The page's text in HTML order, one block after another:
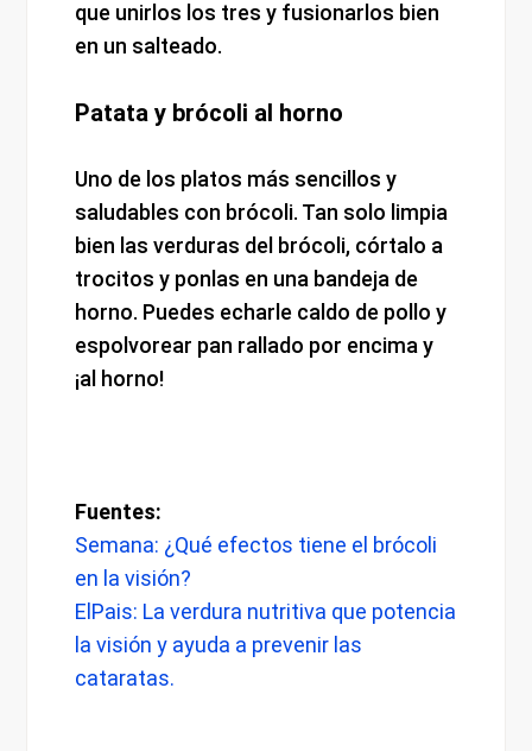
que unirlos los tres y fusionarlos bien
en un salteado.
Patata y brócoli al horno
Uno de los platos más sencillos y
saludables con brócoli. Tan solo limpia
bien las verduras del brócoli, córtalo a
trocitos y ponlas en una bandeja de
horno. Puedes echarle caldo de pollo y
espolvorear pan rallado por encima y
¡al horno!
Fuentes:
Semana: ¿Qué efectos tiene el brócoli
en la visión?
ElPais: La verdura nutritiva que potencia
la visión y ayuda a prevenir las
cataratas.